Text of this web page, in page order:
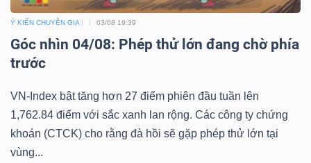
Ý KIẾN CHUYÊN GIA 03/08 19:39
Góc nhìn 04/08: Phép thử lớn đang chờ phía
trước
VN-Index bật tăng hơn 27 điểm phiên đầu tuần lên
1,762.84 điểm với sắc xanh lan rộng. Các công ty chứng
khoán (CTCK) cho rằng đà hồi sẽ gặp phép thử lớn tại
vùng...
thông
tài
chính